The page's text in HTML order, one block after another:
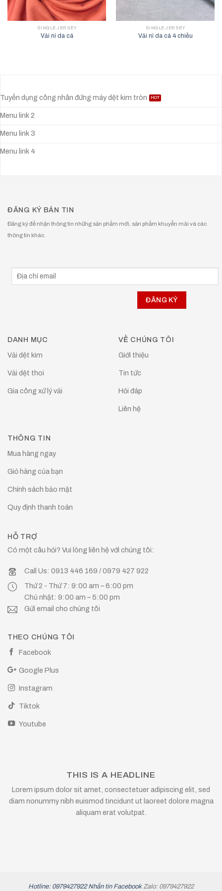
SINGLE JERSEY
Vải nỉ da cá
SINGLE JERSEY
Vải nỉ da cá 4 chiều
Tuyển dụng công nhân đứng máy dệt kim tròn
Menu link 2
Menu link 3
Menu link 4
ĐĂNG KÝ BẢN TIN
Đăng ký để nhận thông tin những sản phẩm mới, sản phẩm khuyễn mãi và các
thông tin khác.
DANH MỤC
Vải dệt kim
Vải dệt thoi
Gia công xử lý vải
VỀ CHÚNG TÔI
Giới thiệu
Tin tức
Hỏi đáp
Liên hệ
THÔNG TIN
Mua hàng ngay
Giỏ hàng của bạn
Chính sách bảo mật
Quy định thanh toán
HỖ TRỢ
Có một câu hỏi? Vui lòng liên hệ với chúng tôi:
Call Us: 0913 446 169 / 0979 427 922
Thứ 2 - Thứ 7: 9:00 am – 6:00 pm
Chủ nhật: 9:00 am – 5:00 pm
Gửi email cho chúng tôi
THEO CHÚNG TÔI
Facebook
Google Plus
Instagram
Tiktok
Youtube
THIS IS A HEADLINE
Lorem ipsum dolor sit amet, consectetuer adipiscing elit, sed
diam nonummy nibh euismod tincidunt ut laoreet dolore magna
aliquam erat volutpat.
Hotline: 0979427922 Nhắn tin Facebook Zalo: 0979427922